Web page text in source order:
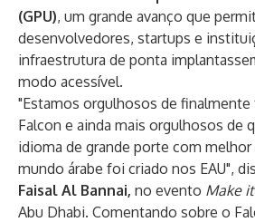
(GPU), um grande avanço que
desenvolvedores, startups e
infraestrutura de ponta
modo acessível.
"Estamos orgulhosos de finalmente
Falcon e ainda mais orgulhosos de
idioma de grande porte com
mundo árabe foi criado nos EAU",
Faisal Al Bannai, no evento Make
Abu Dhabi. Comentando sobre o